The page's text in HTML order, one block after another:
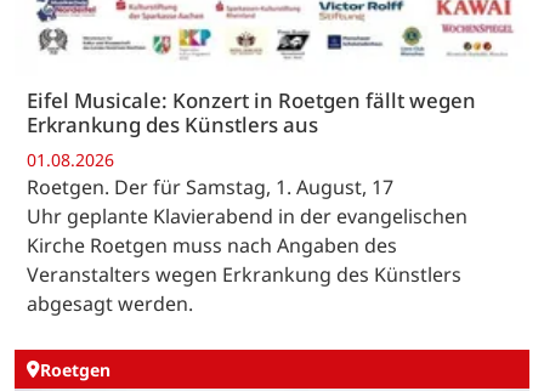
Eifel Musicale: Konzert in Roetgen fällt wegen
Erkrankung des Künstlers aus
01.08.2026
Roetgen. Der für Samstag, 1. August, 17
Uhr geplante Klavierabend in der evangelischen
Kirche Roetgen muss nach Angaben des
Veranstalters wegen Erkrankung des Künstlers
abgesagt werden.
Roetgen